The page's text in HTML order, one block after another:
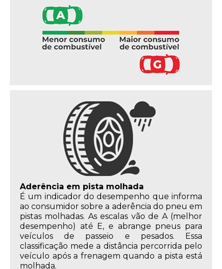
Aderência em pista molhada
É um indicador do desempenho que informa
ao consumidor sobre a aderência do pneu em
pistas molhadas. As escalas vão de A (melhor
desempenho) até E, e abrange pneus para
veículos de passeio e pesados. Essa
classificação mede a distância percorrida pelo
veículo após a frenagem quando a pista está
molhada.